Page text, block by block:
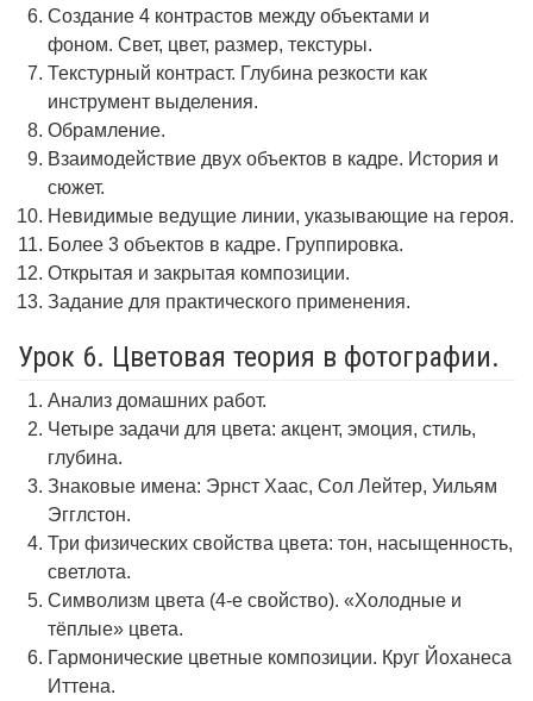
Создание 4 контрастов между объектами и
фоном. Свет, цвет, размер, текстуры.
Текстурный контраст. Глубина резкости как
инструмент выделения.
Обрамление.
Взаимодействие двух объектов в кадре. История и
сюжет.
Невидимые ведущие линии, указывающие на героя.
Более 3 объектов в кадре. Группировка.
Открытая и закрытая композиции.
Задание для практического применения.
Урок 6. Цветовая теория в фотографии.
Анализ домашних работ.
Четыре задачи для цвета: акцент, эмоция, стиль,
глубина.
Знаковые имена: Эрнст Хаас, Сол Лейтер, Уильям
Эгглстон.
Три физических свойства цвета: тон, насыщенность,
светлота.
Символизм цвета (4-е свойство). «Холодные и
тёплые» цвета.
Гармонические цветные композиции. Круг Йоханеса
Иттена.